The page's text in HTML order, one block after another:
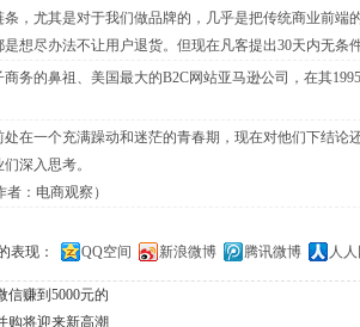
，尤其是对于我们做品牌的，几乎是把传统商业前
想尽办法不让用户退货。但现在凡客提出30天内无条
的鼻祖、美国最大的B2C网站亚马逊公司，在其
一个充满躁动和迷茫的青春期，现在对他们下结论
深入思考。
：电商观察）
表现： QQ空间 新浪微博 腾讯微博 人人
信赚到5000元的
购将迎来新高潮